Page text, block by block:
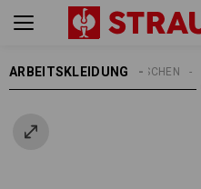
ARBEITSKLEIDUNG TASCHEN
ACCESSOIRES